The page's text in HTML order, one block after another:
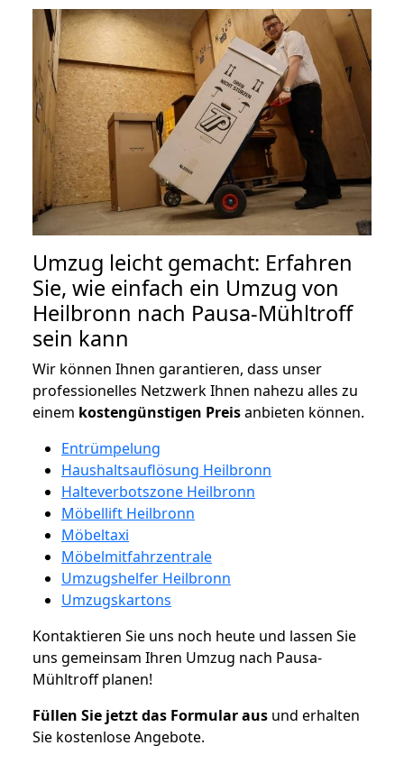
Umzug leicht gemacht: Erfahren
Sie, wie einfach ein Umzug von
Heilbronn nach Pausa-Mühltroff
sein kann
Wir können Ihnen garantieren, dass unser
professionelles Netzwerk Ihnen nahezu alles zu
einem kostengünstigen Preisanbieten können.
Entrümpelung
Haushaltsauflösung Heilbronn
Halteverbotszone Heilbronn
Möbellift Heilbronn
Möbeltaxi
Möbelmitfahrzentrale
Umzugshelfer Heilbronn
Umzugskartons
Kontaktieren Sie uns noch heute und lassen Sie
uns gemeinsam Ihren Umzug nach Pausa-
Mühltroff planen!
Füllen Sie jetzt das Formular aus und erhalten
Sie kostenlose Angebote.